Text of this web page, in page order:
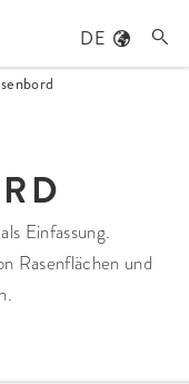
DE 
Einfassung.
Rasenflächen und